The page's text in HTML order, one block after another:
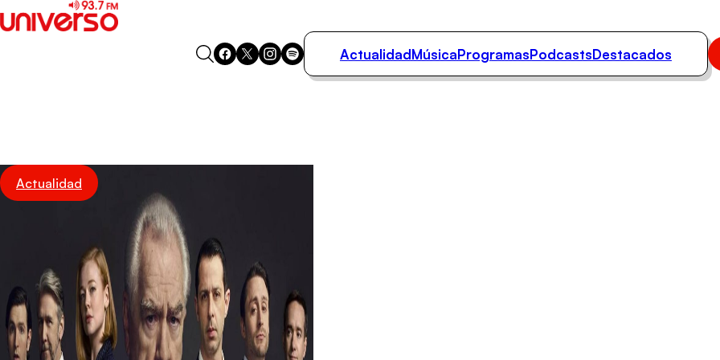
Podcasts
ActualidadMúsicaProgramasPodcastsDestacados
Actualidad